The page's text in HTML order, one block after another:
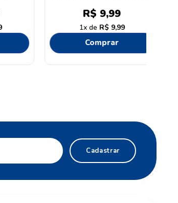
16,99
R$ 16 ,99
Comprar
Cadastrar